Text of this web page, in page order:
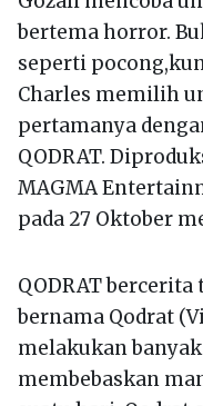
bertema horror.
seperti
Charles memilih
pertamanya
QODRAT.
MAGMA
pada 27 Oktober
QODRAT
bernama Qodrat
melakukan
membebaskan